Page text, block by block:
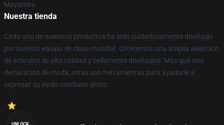
Mayorista
Nuestra tienda
Cada uno de nuestros productos ha sido cuidadosamente diseñado
por nuestro equipo de clase mundial. Ofrecemos una amplia selección
de artículos de alta calidad y bellamente diseñados. Más que una
declaración de moda, estas son herramientas para ayudarle a
expresar su estilo cotidiano único.
UNLOCK